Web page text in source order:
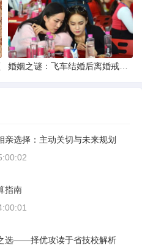
亲选择：主动关切与未来规划
指南
选——择优攻读于省技校解析